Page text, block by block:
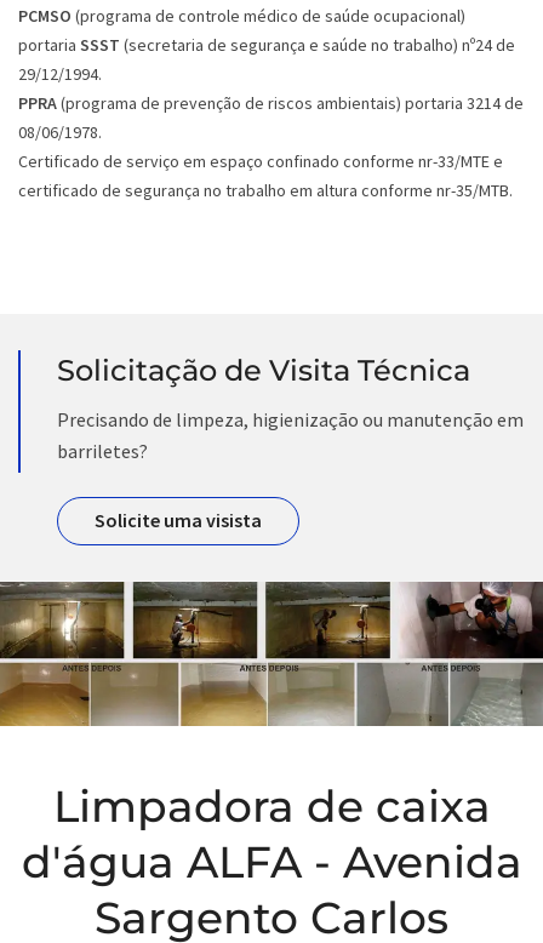
PCMSO (programa de controle médico de saúde ocupacional)
portaria SSST (secretaria de segurança e saúde no trabalho) nº24 de
29/12/1994.
PPRA(programa de prevenção de riscos ambientais) portaria 3214 de
08/06/1978.
Certificado de serviço em espaço confinado conforme nr-33/MTE e
certificado de segurança no trabalho em altura conforme nr-35/MTB.
Solicitação de Visita Técnica
Precisando de limpeza, higienização ou manutenção em
barriletes?
Solicite uma visista
Limpadora de caixa
d'água ALFA - Avenida
Sargento Carlos